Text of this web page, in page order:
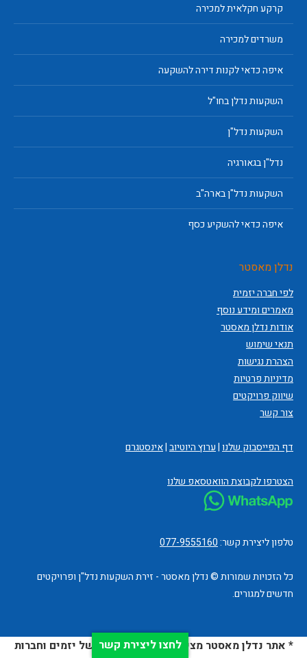
קרקע חקלאית למכירה
משרדים למכירה
איפה כדאי לקנות דירה להשקעה
השקעות נדלן בחו"ל
השקעות נדל"ן
נדל"ן בגאורגיה
השקעות נדל"ן בארה"ב
איפה כדאי להשקיע כסף
נדלן מאסטר
לפי חברה יזמית
מאמרים ומידע נוסף
אודות נדלן מאסטר
תנאי שימוש
הצהרת נגישות
מדיניות פרטיות
שיווק פרויקטים
צור קשר
דף הפייסבוק שלנו|ערוץ היוטיוב|אינסטגרם
הצטרפו לקבוצת הוואטסאפ שלנו
טלפון ליצירת קשר:077-9555160
כל הזכויות שמורות © נדלן מאסטר - זירת השקעות נדל"ן ופרויקטים
חדשים למגורים.
לחצו ליצירת קשר
* אתר נדלן מאסטר מציג פרויקטים ונכסים של יזמים וחברות